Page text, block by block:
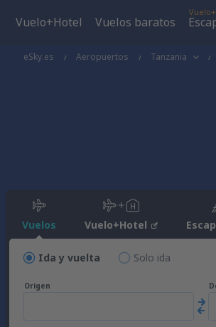
Vuelo+Hotel Vuelos baratos
eSky.es Aeropuertos Tanzania
Vuelos Vuelo+Hotel
Ida y vuelta Solo ida
Origen